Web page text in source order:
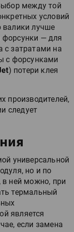
между той
условий
лучше
— для
с затратами на
с форсунками
) потери клея
производителей,
следует
универсальной
но и по
в ней можно, при
термальный
является
если замена